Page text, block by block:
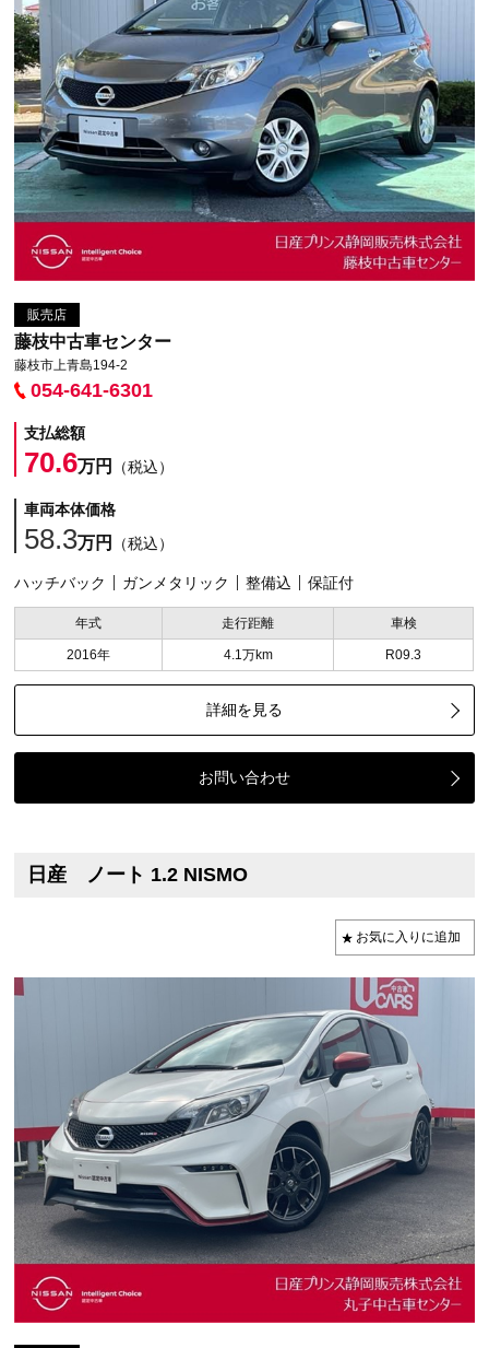
販売店
藤枝中古車センター
藤枝市上青島194-2
054-641-6301
支払総額
70.6万円 （税込）
車両本体価格
58.3万円 （税込）
ハッチバック ガンメタリック 整備込 保証付
年式 走行距離 車検
2016年 4.1万km R09.3
詳細を見る
お問い合わせ
日産 ノート 1.2 NISMO